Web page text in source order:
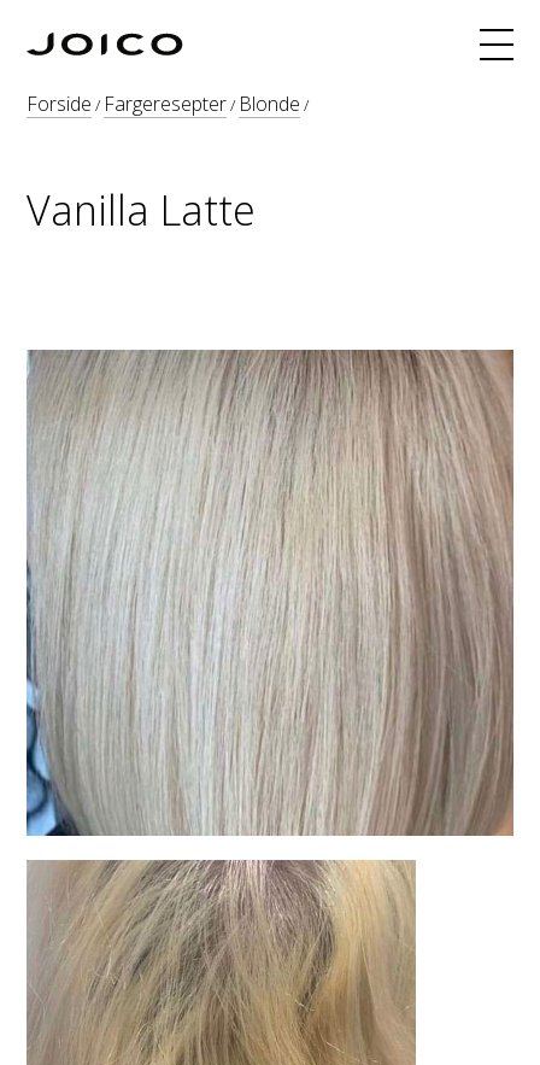
INNERJOI
Om
Søk
Webshop
Forside / Fargeresepter/ Blonde /
Vanilla Latte